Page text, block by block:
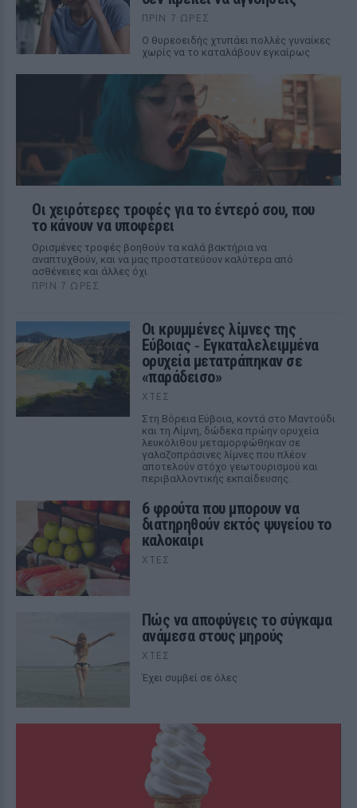
ΠΡΙΝ 7 ΏΡΕΣ
Ο θυρεοειδής χτυπάει πολλές γυναίκες
χωρίς να το καταλάβουν εγκαίρως
Οι χειρότερες τροφές για το έντερό σου, που
το κάνουν να υποφέρει
Ορισμένες τροφές βοηθούν τα καλά βακτήρια να
αναπτυχθούν, και να μας προστατεύουν καλύτερα από
ασθένειες και άλλες όχι
ΠΡΙΝ 7 ΏΡΕΣ
Οι κρυμμένες λίμνες της
Εύβοιας ‑ Εγκαταλελειμμένα
ορυχεία μετατράπηκαν σε
«παράδεισο»
ΧΤΕΣ
Στη Βόρεια Εύβοια, κοντά στο Μαντούδι
και τη Λίμνη, δώδεκα πρώην ορυχεία
λευκόλιθου μεταμορφώθηκαν σε
γαλαζοπράσινες λίμνες που πλέον
αποτελούν στόχο γεωτουρισμού και
περιβαλλοντικής εκπαίδευσης.
6 φρούτα που μπορουν να
διατηρηθούν εκτός ψυγείου το
καλοκαίρι
ΧΤΕΣ
Πώς να αποφύγεις το σύγκαμα
ανάμεσα στους μηρούς
ΧΤΕΣ
Έχει συμβεί σε όλες